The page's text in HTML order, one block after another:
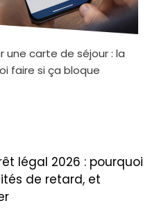
une carte de séjour : la
faire si ça bloque
légal 2026 : pourquoi
de retard, et